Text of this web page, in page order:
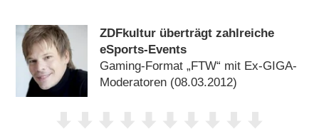
ZDFkultur überträgt zahlreiche
eSports-Events
Gaming-Format „FTW“ mit Ex-GIGA-
Moderatoren (08.03.2012)